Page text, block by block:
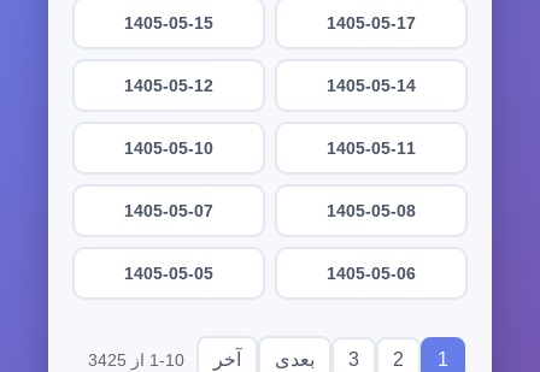
1405-05-17
1405-05-15
1405-05-14
1405-05-12
1405-05-11
1405-05-10
1405-05-08
1405-05-07
1405-05-06
1405-05-05
1
2
3 بعدی آخر 1-10 از 3425